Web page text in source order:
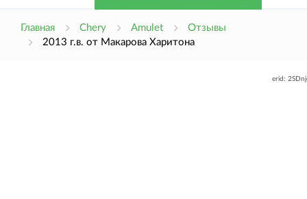
Главная Chery Amulet
Отзывы
2013 г.в. от Макарова Харитона
erid: